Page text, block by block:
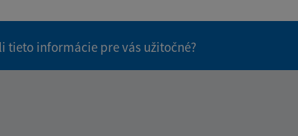
tieto informácie pre vás užitočné?